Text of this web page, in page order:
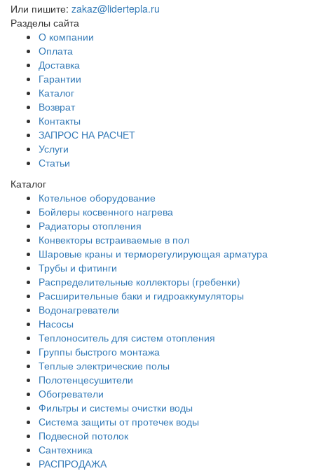
Или пишите: zakaz@lidertepla.ru
Разделы сайта
О компании
Оплата
Доставка
Гарантии
Каталог
Возврат
Контакты
ЗАПРОС НА РАСЧЕТ
Услуги
Статьи
Каталог
Котельное оборудование
Бойлеры косвенного нагрева
Радиаторы отопления
Конвекторы встраиваемые в пол
Шаровые краны и терморегулирующая арматура
Трубы и фитинги
Распределительные коллекторы (гребенки)
Расширительные баки и гидроаккумуляторы
Водонагреватели
Насосы
Теплоноситель для систем отопления
Группы быстрого монтажа
Теплые электрические полы
Полотенцесушители
Обогреватели
Фильтры и системы очистки воды
Система защиты от протечек воды
Подвесной потолок
Сантехника
РАСПРОДАЖА